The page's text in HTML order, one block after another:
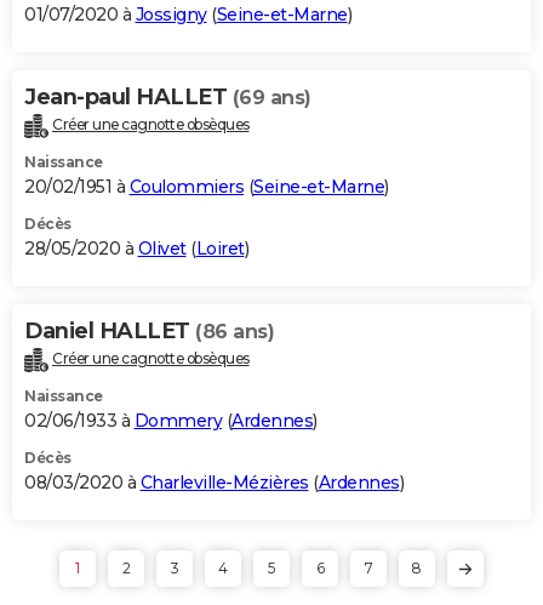
01/07/2020 à Jossigny(Seine-et-Marne)
Jean-paul HALLET (69 ans)
Créer une cagnotte obsèques
Naissance
20/02/1951 à Coulommiers (Seine-et-Marne)
Décès
28/05/2020 à Olivet(Loiret)
Daniel HALLET (86 ans)
Créer une cagnotte obsèques
Naissance
02/06/1933 à Dommery(Ardennes)
Décès
08/03/2020 à Charleville-Mézières (Ardennes)
1 2 3 4 5 6 7 8